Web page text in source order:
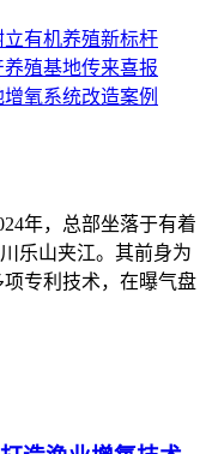
有机养殖新标杆
殖基地传来喜报
氧系统改造案例
年，总部坐落于有着
乐山夹江。其前身为
专利技术，在曝气盘